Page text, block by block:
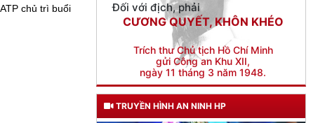
chủ trì buổi
ngày 11 tháng 3 năm 1948.
TRUYỀN HÌNH AN NINH HP